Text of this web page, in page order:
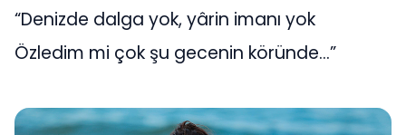
“Denizde dalga yok, yârin imanı yok
Özledim mi çok şu gecenin köründe…”